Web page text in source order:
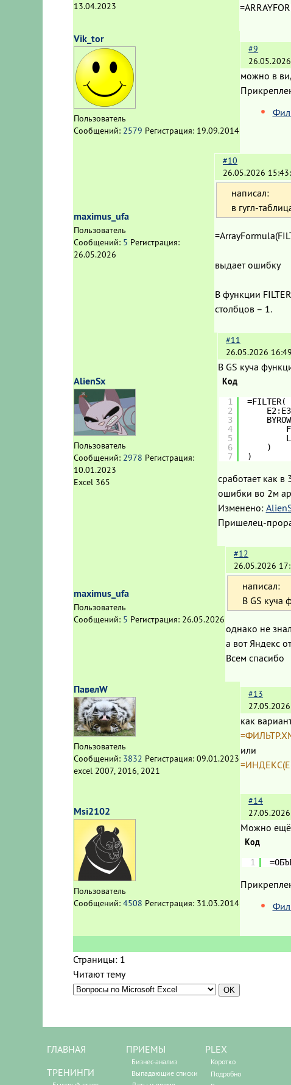
13.04.2023
Vik_tor
Пользователь
Сообщений: 2579 Регистрация: 19.09.2014
#9
можно в
maximus_ufa
Пользователь
Сообщений: 5 Регистрация:
26.05.2026
#10
26.05.2026
написал:
в гугл-
выдает ошибку
В функции
столбцов – 1.
AlienSx
Пользователь
Сообщений: 2978 Регистрация:
10.01.2023
Excel 365
#11
26.05.2026
В GS куча
Код
1
2
3
4
5
6
7
=FILTER(
)
)
сработает как в
ошибки во 2м
Изменено:
Пришелец-
maximus_ufa
Пользователь
Сообщений: 5 Регистрация: 26.05.2026
#12
26.05.2026
написал:
В GS куча
однако не
а вот Яндекс
Всем спасибо
ПавелW
Пользователь
Сообщений: 3832 Регистрация: 09.01.2023
excel 2007, 2016, 2021
#13
как
или
Msi2102
Пользователь
Сообщений: 4508 Регистрация: 31.03.2014
#14
Можно ещё
Код
1
Страницы: 1
Читают тему
ГЛАВНАЯ
ТРЕНИНГИ
ПРИЕМЫ
Бизнес-анализ
Выпадающие списки
PLEX
Коротко
Подробно